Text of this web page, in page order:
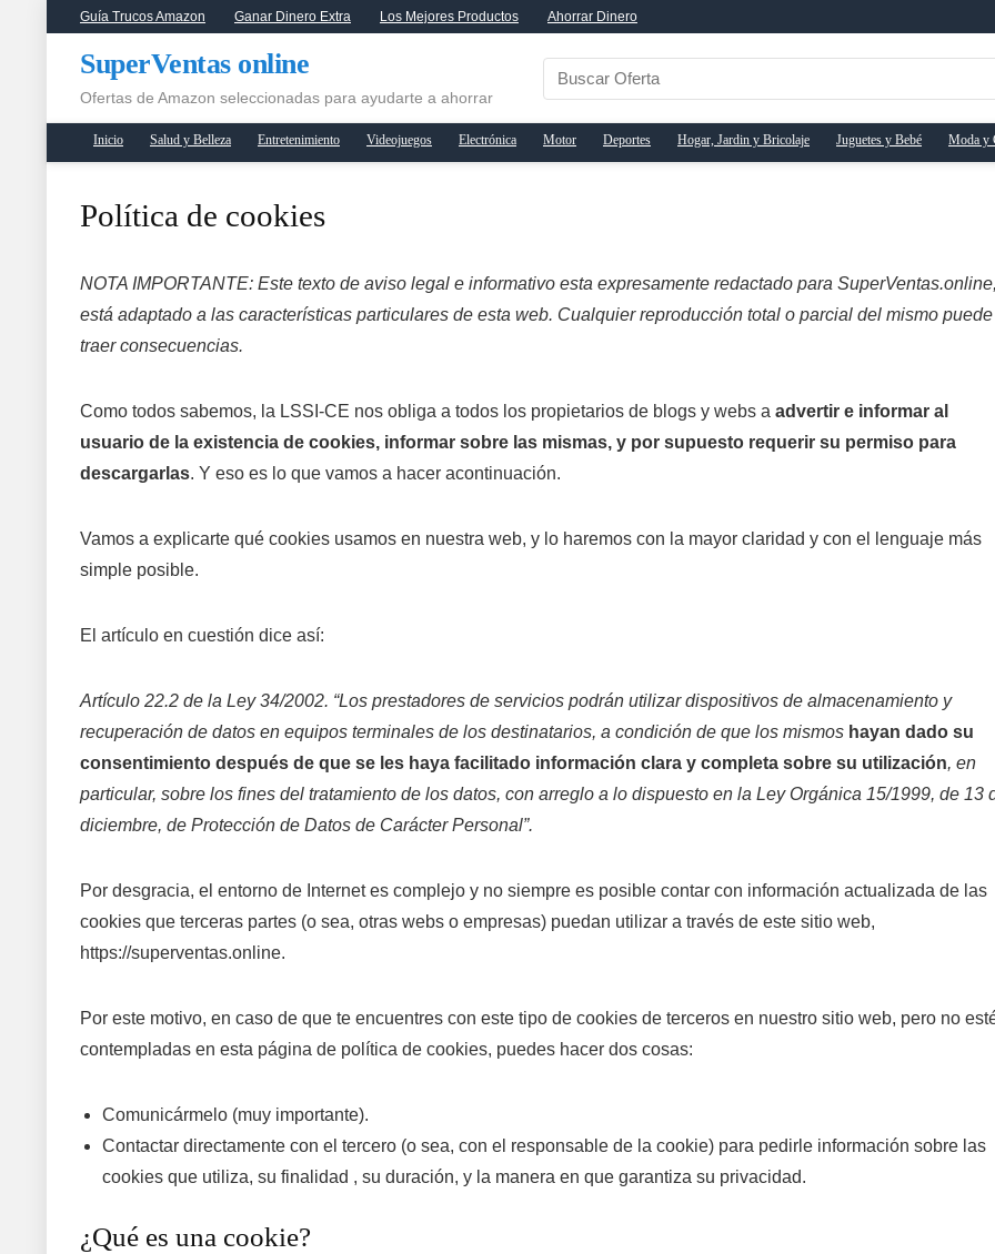
Guía Trucos Amazon Ganar Dinero Extra Los Mejores Productos Ahorrar Dinero
SuperVentas online
Ofertas de Amazon seleccionadas para ayudarte a ahorrar
Inicio Salud y Belleza Entretenimiento Videojuegos Electrónica Motor Deportes Hogar, Jardin y Bricolaje Juguetes y Bebé Moda y
Política de cookies
NOTA IMPORTANTE: Este texto de aviso legal e informativo esta expresamente redactado para
está adaptado a las características particulares de esta web. Cualquier reproducción total o parcial del mismo puede
traer consecuencias.
Como todos sabemos, la LSSI-CE nos obliga a todos los propietarios de blogs y webs a advertir e informar al
usuario de la existencia de cookies, informar sobre las mismas, y por supuesto requerir su permiso para
descargarlas. Y eso es lo que vamos a hacer acontinuación.
Vamos a explicarte qué cookies usamos en nuestra web, y lo haremos con la mayor claridad y con el lenguaje más
simple posible.
El artículo en cuestión dice así:
Artículo 22.2 de la Ley 34/2002. “Los prestadores de servicios podrán utilizar dispositivos de almacenamiento y
recuperación de datos en equipos terminales de los destinatarios, a condición de que los mismos hayan dado su
consentimiento después de que se les haya facilitado información clara y completa sobre su utilización, en
particular, sobre los fines del tratamiento de los datos, con arreglo a lo dispuesto en la Ley Orgánica 15/1999, de 13
diciembre, de Protección de Datos de Carácter Personal”.
Por desgracia, el entorno de Internet es complejo y no siempre es posible contar con información actualizada de las
cookies que terceras partes (o sea, otras webs o empresas) puedan utilizar a través de este sitio web,
https://superventas.online.
Por este motivo, en caso de que te encuentres con este tipo de cookies de terceros en nuestro sitio web, pero no
contempladas en esta página de política de cookies, puedes hacer dos cosas:
Comunicármelo (muy importante).
Contactar directamente con el tercero (o sea, con el responsable de la cookie) para pedirle información sobre las
cookies que utiliza, su finalidad , su duración, y la manera en que garantiza su privacidad.
¿Qué es una cookie?